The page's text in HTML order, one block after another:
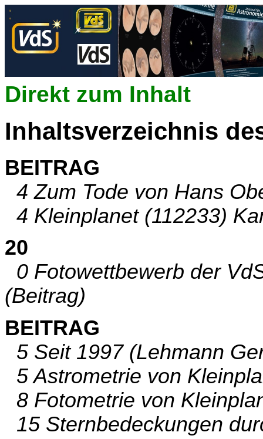
Direkt zum Inhalt
Inhaltsverzeichnis
BEITRAG
4 Zum Tode von Hans
4 Kleinplanet (112233)
20
0 Fotowettbewerb der
(Beitrag)
BEITRAG
5 Seit 1997 (Lehmann
5 Astrometrie von
8 Fotometrie von
15 Sternbedeckungen